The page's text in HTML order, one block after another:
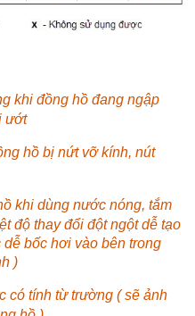
khi đồng hồ đang ngập
ướt
hồ bị nứt vỡ kính, nút
khi dùng nước nóng, tắm
độ thay đổi đột ngột dễ tạo
bốc hơi vào bên trong
)
có tính từ trường ( sẽ ảnh